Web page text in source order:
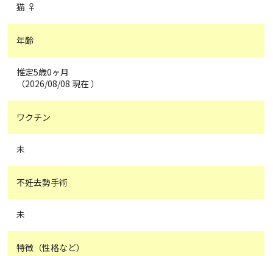
猫 ♀
年齢
推定5歳0ヶ月
（2026/08/08 現在 ）
ワクチン
未
不妊去勢手術
未
特徴（性格など）